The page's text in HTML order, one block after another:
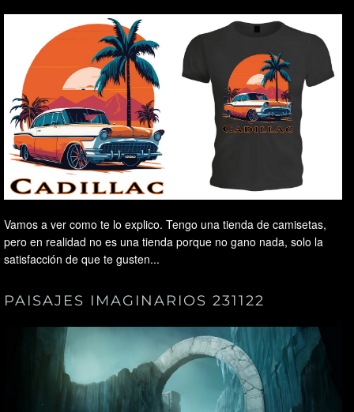
Vamos a ver como te lo explico. Tengo una tienda de camisetas,
pero en realidad no es una tienda porque no gano nada, solo la
satisfacción de que te gusten...
PAISAJES IMAGINARIOS 231122